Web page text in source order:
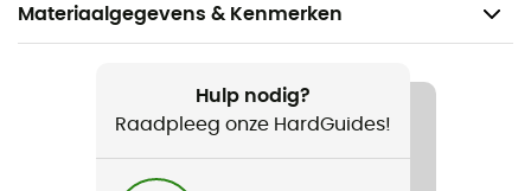
Materiaalgegevens & Kenmerken
Wandelen / Trekking / Bivak
Heren / Dames
Hulp nodig?
Raadpleeg onze HardGuides!